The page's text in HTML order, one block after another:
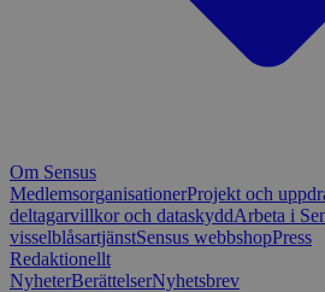
Om Sensus
MedlemsorganisationerProjekt och
deltagarvillkor och dataskyddArbeta i
visselblåsartjänstSensus webbshopPress
Redaktionellt
NyheterBerättelserNyhetsbrev